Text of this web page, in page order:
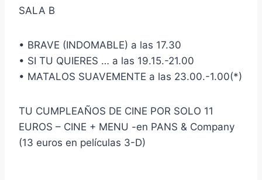
SALA B
• BRAVE (INDOMABLE) a las 17.30
• SI TU QUIERES … a las 19.15.-21.00
• MATALOS SUAVEMENTE a las 23.00.-1.00(*)
TU CUMPLEAÑOS DE CINE POR SOLO 11
EUROS – CINE + MENU -en PANS & Company
(13 euros en películas 3-D)